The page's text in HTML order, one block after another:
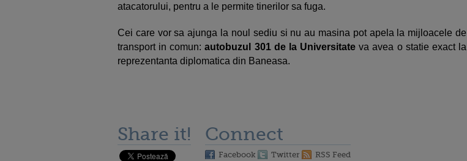
atacatorului, pentru a le permite tinerilor sa fuga.
Cei care vor sa ajunga la noul sediu si nu au masina pot apela la mijloacele de
transport in comun:autobuzul 301 de la Universitate va avea o statie exact la
reprezentanta diplomatica din Baneasa.
Share it! Connect
Facebook Twitter RSS Feed